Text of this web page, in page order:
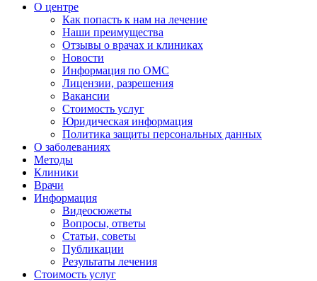
О центре
Как попасть к нам на лечение
Наши преимущества
Отзывы о врачах и клиниках
Новости
Информация по ОМС
Лицензии, разрешения
Вакансии
Стоимость услуг
Юридическая информация
Политика защиты персональных данных
О заболеваниях
Методы
Клиники
Врачи
Информация
Видеосюжеты
Вопросы, ответы
Статьи, советы
Публикации
Результаты лечения
Стоимость услуг